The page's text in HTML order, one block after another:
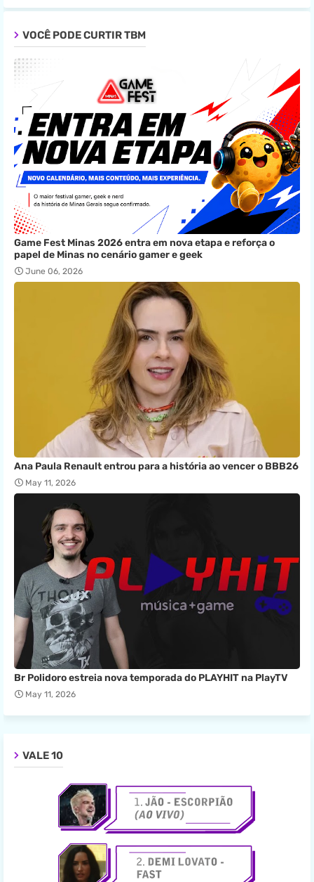
VOCÊ PODE CURTIR TBM
Game Fest Minas 2026 entra em nova etapa e reforça o
papel de Minas no cenário gamer e geek
June 06, 2026
Ana Paula Renault entrou para a história ao vencer o BBB26
May 11, 2026
Br Polidoro estreia nova temporada do PLAYHIT na PlayTV
May 11, 2026
VALE 10